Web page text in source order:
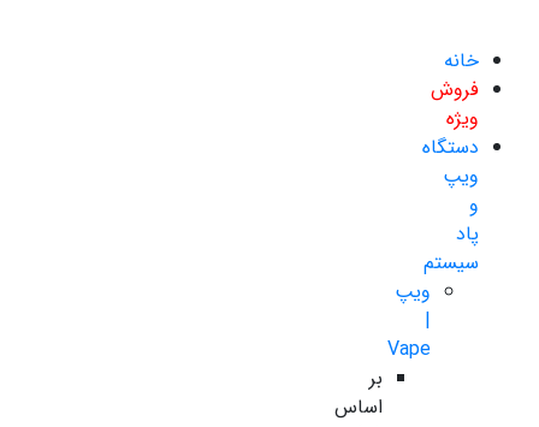
خانه
فروش
ویژه
دستگاه
ویپ
و
پاد
سیستم
ویپ
|
Vape
بر
اساس